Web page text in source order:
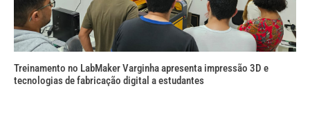
Treinamento no LabMaker Varginha apresenta impressão 3D e
tecnologias de fabricação digital a estudantes